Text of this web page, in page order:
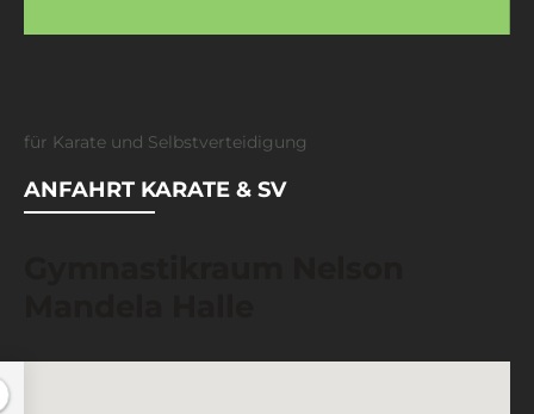
für Karate und Selbstverteidigung
ANFAHRT KARATE & SV